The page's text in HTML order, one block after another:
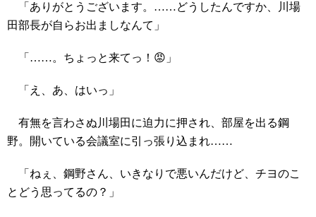
「ありがとうございます。……どうしたんですか、川場
田部長が自らお出ましなんて」
「……。ちょっと来てっ！😡」
「え、あ、はいっ」
有無を言わさぬ川場田に迫力に押され、部屋を出る鋼
野。開いている会議室に引っ張り込まれ……
「ねぇ、鋼野さん、いきなりで悪いんだけど、チヨのこ
とどう思ってるの？」